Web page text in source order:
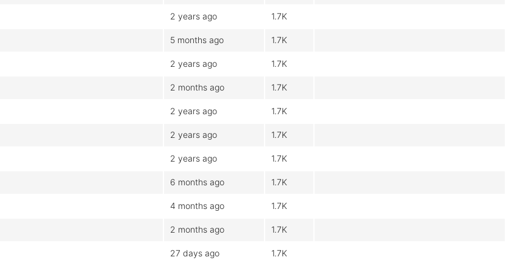
2 years ago 1.7K
5 months ago 1.7K
2 years ago 1.7K
2 months ago 1.7K
2 years ago 1.7K
2 years ago 1.7K
2 years ago 1.7K
6 months ago 1.7K
4 months ago 1.7K
2 months ago 1.7K
27 days ago 1.7K